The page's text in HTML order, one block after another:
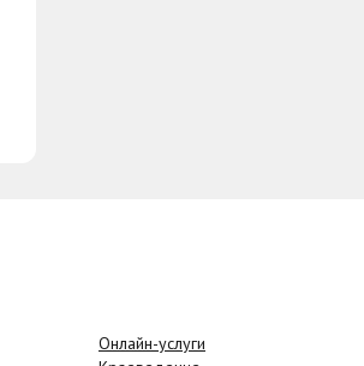
Онлайн-услуги